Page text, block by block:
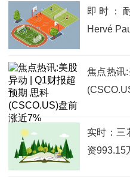
即时：
Hervé
焦点热讯
实时：三
资993.15